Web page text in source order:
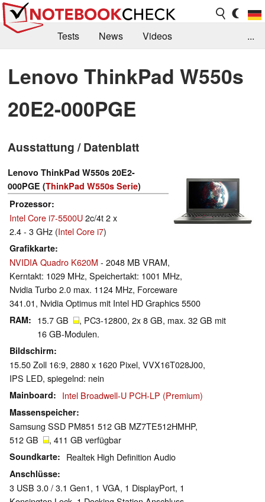
Tests News
Videos
Kaufberatung
Deals Suche
Jobs
Forum
...
Lenovo ThinkPad W550s
20E2-000PGE
Ausstattung / Datenblatt
Lenovo ThinkPad W550s 20E2-
000PGE (ThinkPad W550s Serie)
Prozessor
Intel Core i7-5500U2c/4t 2 x
2.4 - 3 GHz (Intel Core i7)
Grafikkarte
NVIDIA Quadro K620M - 2048 MB VRAM,
Kerntakt: 1029 MHz, Speichertakt: 1001 MHz,
Nvidia Turbo 2.0 max. 1124 MHz, Forceware
341.01, Nvidia Optimus mit Intel HD Graphics 5500
RAM 15.7 GB
, PC3-12800, 2x 8 GB, max. 32 GB mit
16 GB-Modulen.
Bildschirm
15.50 Zoll 16:9, 2880 x 1620 Pixel, VVX16T028J00,
IPS LED, spiegelnd: nein
Mainboard Intel Broadwell-U PCH-LP (Premium)
Massenspeicher
Samsung SSD PM851 512 GB MZ7TE512HMHP,
512 GB
, 411 GB verfügbar
Soundkarte Realtek High Definition Audio
Anschlüsse
3 USB 3.0 / 3.1 Gen1, 1 VGA, 1 DisplayPort, 1